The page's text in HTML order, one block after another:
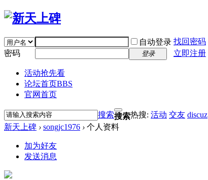
自动登录 找回密码
密码
登录 立即注册
活动抢先看
论坛首页BBS
官网首页
搜索搜索热搜: 活动 交友 discuz
新天上碑 › songjc1976 › 个人资料
加为好友
发送消息